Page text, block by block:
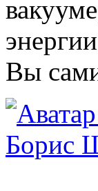
Вы
Борис